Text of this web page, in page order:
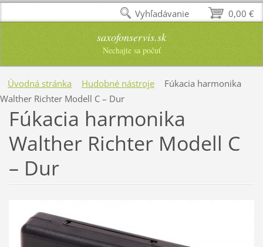
saxofonservis.sk
Nechajte sa počuť
Úvodná stránka Hudobné nástroje
Fúkacia harmonika
Walther Richter Modell C – Dur
Fúkacia harmonika
Walther Richter Modell C
– Dur
0,00 €
Vyhľadávanie